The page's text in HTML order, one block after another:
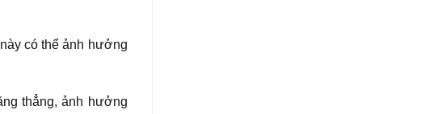
có thể ảnh hưởng
thẳng, ảnh hưởng